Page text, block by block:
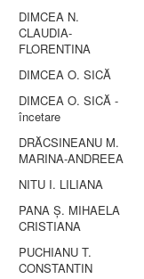
DIMCEA N.
CLAUDIA-
FLORENTINA
DIMCEA O. SICĂ
DIMCEA O. SICĂ -
încetare
DRĂCSINEANU M.
MARINA-ANDREEA
NITU I. LILIANA
PANA Ș. MIHAELA
CRISTIANA
PUCHIANU T.
CONSTANTIN